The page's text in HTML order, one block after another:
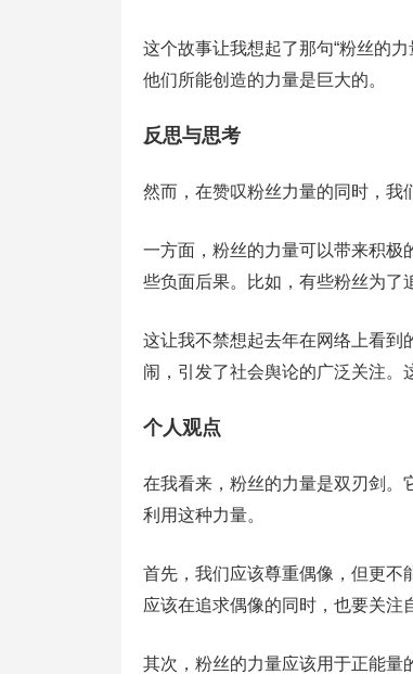
这个故事让我想起了那句“粉丝的
他们所能创造的力量是巨大的。
反思与思考
然而，在赞叹粉丝力量的同时，我
一方面，粉丝的力量可以带来积极
些负面后果。比如，有些粉丝为了
这让我不禁想起去年在网络上看到
闹，引发了社会舆论的广泛关注。
个人观点
在我看来，粉丝的力量是双刃剑。
利用这种力量。
首先，我们应该尊重偶像，但更不
应该在追求偶像的同时，也要关注
其次，粉丝的力量应该用于正能量